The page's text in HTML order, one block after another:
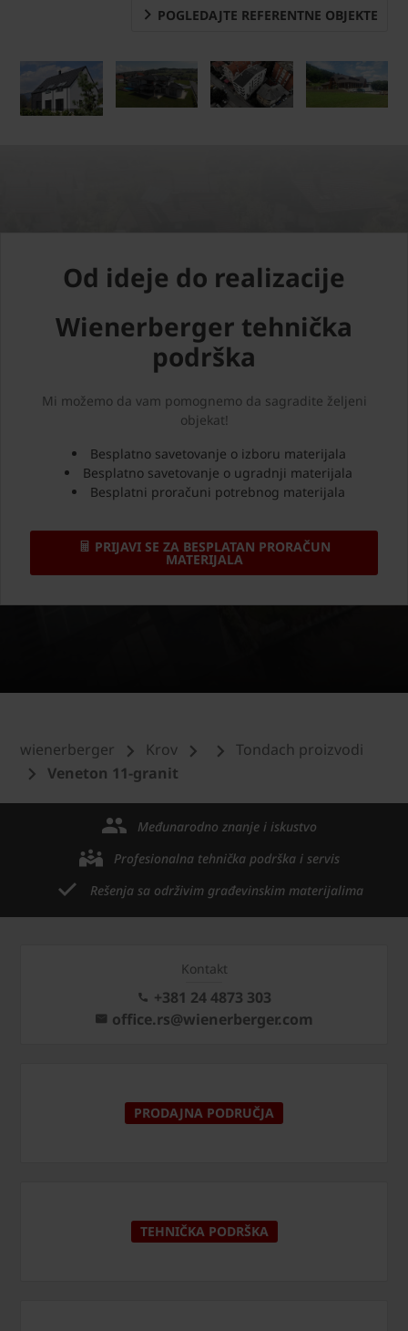
POGLEDAJTE REFERENTNE OBJEKTE
Od ideje do realizacije
Wienerberger tehnička
podrška
Mi možemo da vam pomognemo da sagradite željeni
objekat!
Besplatno savetovanje o izboru materijala
Besplatno savetovanje o ugradnji materijala
Besplatni proračuni potrebnog materijala
PRIJAVI SE ZA BESPLATAN PRORAČUN
MATERIJALA
wienerberger Krov
Tondach proizvodi
Veneton 11-granit
Međunarodno znanje i iskustvo
Profesionalna tehnička podrška i servis
Rešenja sa održivim građevinskim materijalima
Kontakt
+381 24 4873 303
office.rs@wienerberger.com
PRODAJNA PODRUČJA
TEHNIČKA PODRŠKA